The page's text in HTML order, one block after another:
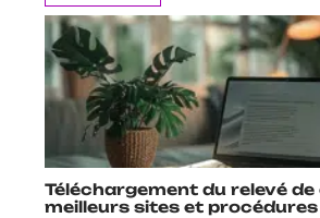
Téléchargement du relevé
meilleurs sites et procédures